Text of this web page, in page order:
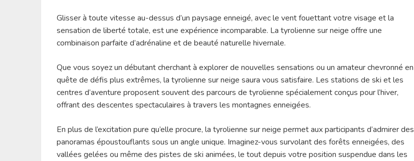
Glisser à toute vitesse au-dessus d’un paysage enneigé, avec le vent fouettant votre visage et la
sensation de liberté totale, est une expérience incomparable. La tyrolienne sur neige offre une
combinaison parfaite d’adrénaline et de beauté naturelle hivernale.
Que vous soyez un débutant cherchant à explorer de nouvelles sensations ou un amateur chevronné en
quête de défis plus extrêmes, la tyrolienne sur neige saura vous satisfaire. Les stations de ski et les
centres d’aventure proposent souvent des parcours de tyrolienne spécialement conçus pour l’hiver,
offrant des descentes spectaculaires à travers les montagnes enneigées.
En plus de l’excitation pure qu’elle procure, la tyrolienne sur neige permet aux participants d’admirer des
panoramas époustouflants sous un angle unique. Imaginez-vous survolant des forêts enneigées, des
vallées gelées ou même des pistes de ski animées, le tout depuis votre position suspendue dans les